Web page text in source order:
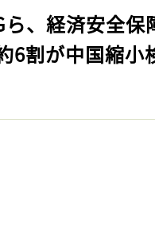
ら、経済安全
6割が中国縮小
会員登録